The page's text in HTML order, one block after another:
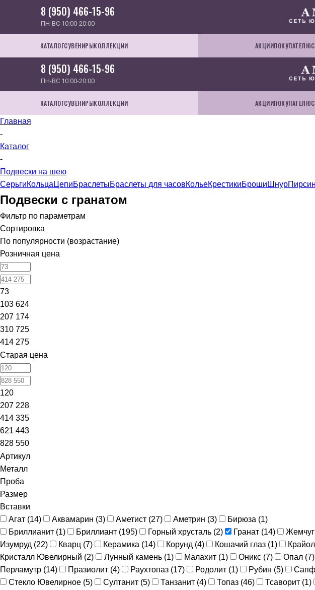
8 (950) 466-15-96
ПН-ВС 10:00-20:00
КАТАЛОГСУВЕНИРЫКОЛЛЕКЦИИ АКЦИИПОКУПАТЕЛЮ
8 (950) 466-15-96
ПН-ВС 10:00-20:00
КАТАЛОГСУВЕНИРЫКОЛЛЕКЦИИ АКЦИИПОКУПАТЕЛЮ
Главная
-
Каталог
-
Подвески на шею
СерьгиКольца ЦепиБраслетыБраслеты для часовКольеКрестикиБроши Шнур
Подвески с гранатом
Фильтр по параметрам
Сортировка
По популярности (возрастание)
Розничная цена
73
103 624
207 174
310 725
414 275
Старая цена
120
207 228
414 335
621 443
828 550
Артикул
Металл
Проба
Размер
Вставки
Агат (14) Аквамарин (3) Аметист (27) Аметрин (3) Бирюза (1)
Бриллианит (1) Бриллиант (195) Горный хрусталь (2) Гранат (14)
Изумруд (22) Кварц (7) Керамика (14) Корунд (4) Кошачий глаз (1)
Кристалл Ювелирный (2) Лунный камень (1) Малахит (1) Оникс (7) Опал (7)
Перламутр (14) Празиолит (4) Раухтопаз (17) Родолит (1) Рубин (5)
Стекло Ювелирное (5) Султанит (5) Танзанит (4) Топаз (46) Тсаворит (1)